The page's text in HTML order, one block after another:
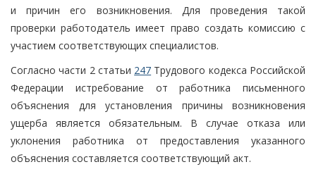
и причин его возникновения. Для проведения такой
проверки работодатель имеет право создать комиссию с
участием соответствующих специалистов.
Согласно части 2 статьи 247 Трудового кодекса Российской
Федерации истребование от работника письменного
объяснения для установления причины возникновения
ущерба является обязательным. В случае отказа или
уклонения работника от предоставления указанного
объяснения составляется соответствующий акт.